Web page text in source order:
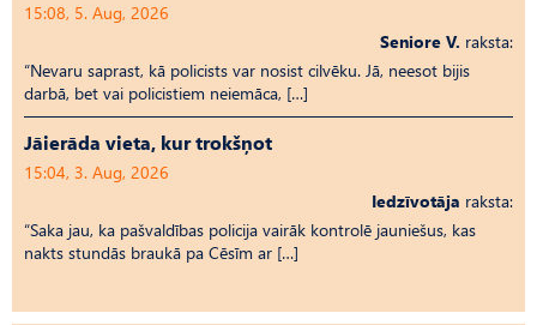
15:08, 5. Aug, 2026
Seniore V. raksta:
“Nevaru saprast, kā policists var nosist cilvēku. Jā, neesot bijis
darbā, bet vai policistiem neiemāca, […]
Jāierāda vieta, kur trokšņot
15:04, 3. Aug, 2026
Iedzīvotāja raksta:
“Saka jau, ka pašvaldības policija vairāk kontrolē jauniešus, kas
nakts stundās braukā pa Cēsīm ar […]